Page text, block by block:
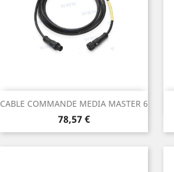
CABLE COMMANDE MEDIA MASTER 6
Prix
78,57 €
Aperçu rapide